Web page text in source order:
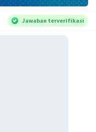
Jawaban terverifikasi